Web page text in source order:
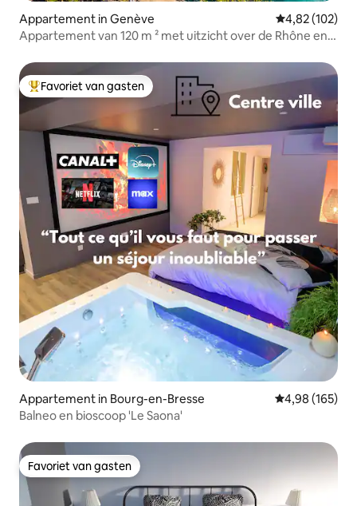
Appartement in Genève Gemiddelde
4,82 (102)
Appartement van 120 m ² met uitzicht over de Rhône en
Topfavoriet van gasten
Favoriet van gasten
Appartement in Bourg-en-Bresse Gemiddelde
4,98 (165)
Balneo en bioscoop 'Le Saona'
Favoriet van gasten
Favoriet van gasten